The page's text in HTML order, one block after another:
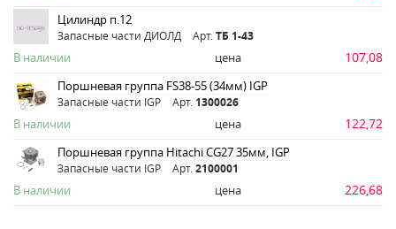
Цилиндр п.12
Запасные части ДИОЛД Арт. ТБ 1-43
В наличии цена 107,08
Поршневая группа FS38-55 (34мм) IGP
Запасные части IGP Арт. 1300026
В наличии цена 122,72
Поршневая группа Hitachi CG27 35мм, IGP
Запасные части IGP Арт. 2100001
В наличии цена 226,68